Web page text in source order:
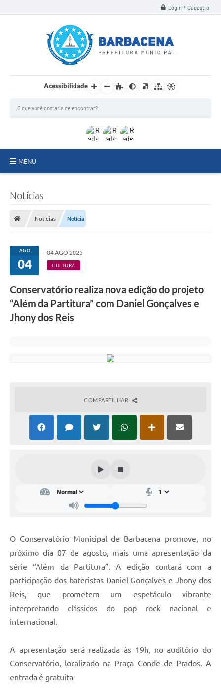
Login / Cadastro
Acessibilidade
MENU
Meio Ambiente
Ouvidoria
Serviços
Visite Barbacena
PPA - PLANO PLURIANUAL 2026/2029
PCA (Planos de Contratações Anuais)
PNAB 2026 - Ciclo 2
Plano Diretor e Mobilidade Urbana
3º Jornada Empreendedora BQ
Festival Gastronômico
Emprega Barbacena
Regularização de bairros
Carta de Serviços
Notícias
Notícias Notícia
AGO
04
04 AGO 2025
CULTURA
Conservatório realiza nova edição do projeto
“Além da Partitura” com Daniel Gonçalves e
Jhony dos Reis
COMPARTILHAR
O Conservatório Municipal de Barbacena promove, no
próximo dia 07 de agosto, mais uma apresentação da
série “Além da Partitura”. A edição contará com a
participação dos bateristas Daniel Gonçalves e Jhony dos
Reis, que prometem um espetáculo vibrante
interpretando clássicos do pop rock nacional e
internacional.
A apresentação será realizada às 19h, no auditório do
Conservatório, localizado na Praça Conde de Prados. A
entrada é gratuita.